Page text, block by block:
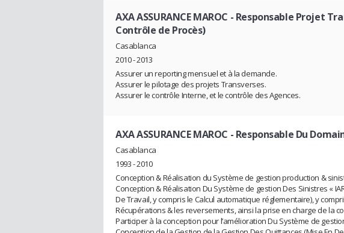
AXA ASSURANCE MAROC - Responsable Projet
Contrôle de Procès)
Casablanca
2010 - 2013
Assurer un reporting mensuel et à la demande.
Assurer le pilotage des projets Transverses.
Assurer le contrôle Interne, et le contrôle des Agences.
AXA ASSURANCE MAROC - Responsable Du
Casablanca
1993 - 2010
Conception & Réalisation du Système de gestion production &
Conception & Réalisation Du Système de gestion Des Sinistres «
De Travail, y compris le Calcul automatique réglementaire), y
Récupérations & les reversements, ainsi la prise en charge de la
Participer à la conception pour l’amélioration Du Système de